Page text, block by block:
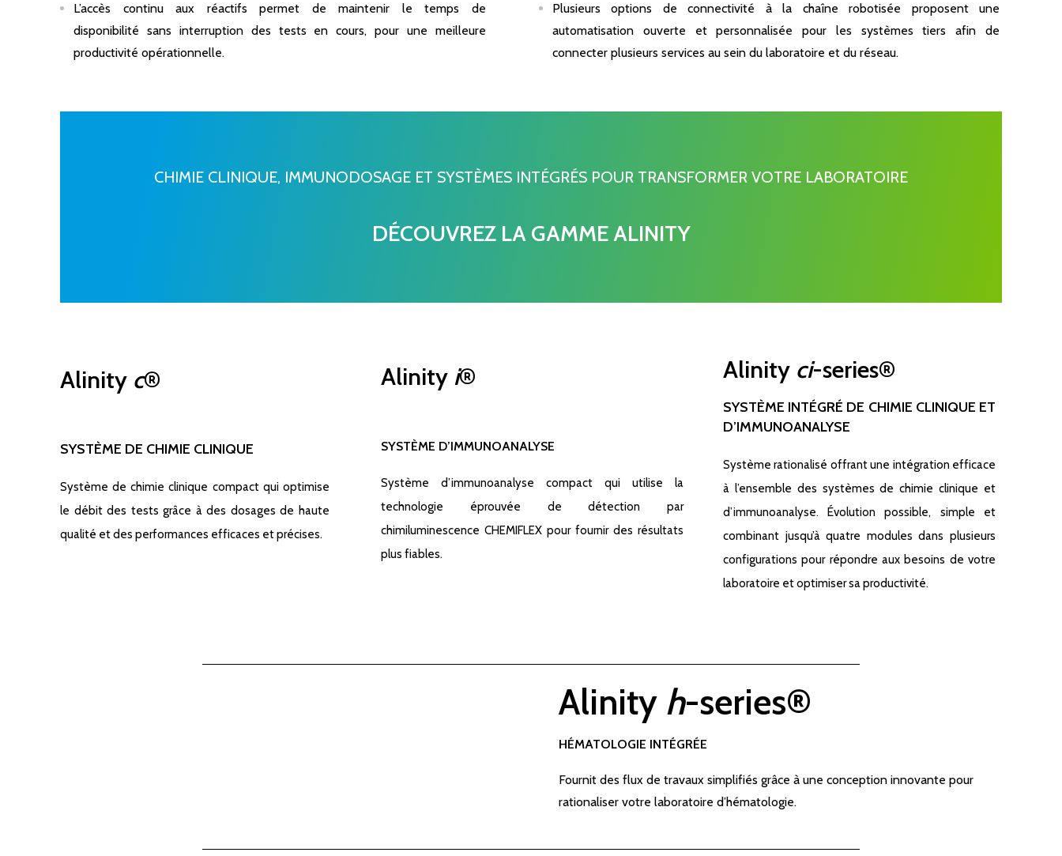
L’accès continu aux réactifs permet de maintenir le temps de
disponibilité sans interruption des tests en cours, pour une meilleure
productivité opérationnelle.
Plusieurs options de connectivité à la chaîne robotisée proposent une
automatisation ouverte et personnalisée pour les systèmes tiers afin de
connecter plusieurs services au sein du laboratoire et du réseau.
CHIMIE CLINIQUE, IMMUNODOSAGE ET SYSTÈMES INTÉGRÉS POUR TRANSFORMER VOTRE LABORATOIRE
DÉCOUVREZ LA GAMME ALINITY
Alinity c®
SYSTÈME DE CHIMIE CLINIQUE
Système de chimie clinique compact qui optimise
le débit des tests grâce à des dosages de haute
qualité et des performances efficaces et précises.
Alinity i®
SYSTÈME D’IMMUNOANALYSE
Système d’immunoanalyse compact qui utilise la
technologie éprouvée de détection par
chimiluminescence CHEMIFLEX pour fournir des résultats
plus fiables.
Alinity ci-series®
SYSTÈME INTÉGRÉ DE CHIMIE CLINIQUE ET
D’IMMUNOANALYSE
Système rationalisé offrant une intégration efficace
à l’ensemble des systèmes de chimie clinique et
d’immunoanalyse. Évolution possible, simple et
combinant jusqu’à quatre modules dans plusieurs
configurations pour répondre aux besoins de votre
laboratoire et optimiser sa productivité.
Alinity h-series®
HÉMATOLOGIE INTÉGRÉE
Fournit des flux de travaux simplifiés grâce à une conception innovante pour
rationaliser votre laboratoire d’hématologie.